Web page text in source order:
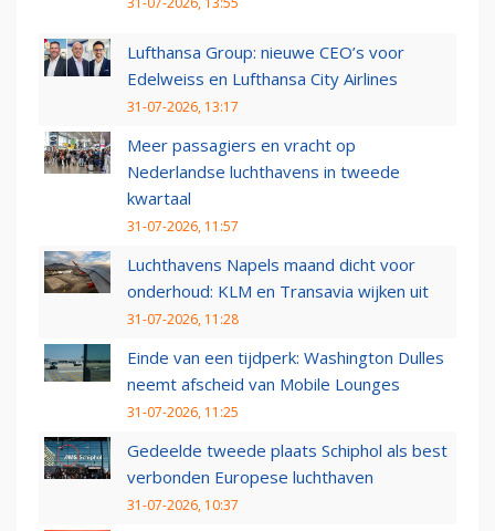
Lufthansa Group: nieuwe CEO’s voor
Edelweiss en Lufthansa City Airlines
31-07-2026, 13:17
Meer passagiers en vracht op
Nederlandse luchthavens in tweede
kwartaal
31-07-2026, 11:57
Luchthavens Napels maand dicht voor
onderhoud: KLM en Transavia wijken uit
31-07-2026, 11:28
Einde van een tijdperk: Washington Dulles
neemt afscheid van Mobile Lounges
31-07-2026, 11:25
Gedeelde tweede plaats Schiphol als best
verbonden Europese luchthaven
31-07-2026, 10:37